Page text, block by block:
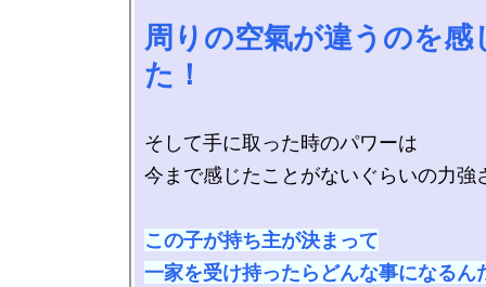
周りの空氣が違うのを感
た！
そして手に取った時のパワーは
今まで感じたことがないぐらいの力強
この子が持ち主が決まって
一家を受け持ったらどんな事になるん